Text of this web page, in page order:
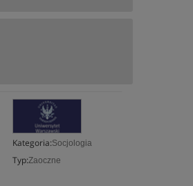
Kategoria:Socjologia
Typ:Zaoczne